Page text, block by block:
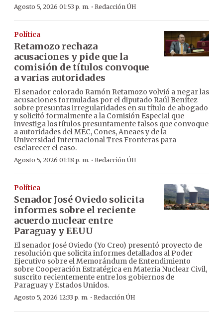
Agosto 5, 2026 01:53 p. m. · Redacción ÚH
Política
Retamozo rechaza
acusaciones y pide que la
comisión de títulos convoque
a varias autoridades
El senador colorado Ramón Retamozo volvió a negar las
acusaciones formuladas por el diputado Raúl Benítez
sobre presuntas irregularidades en su título de abogado
y solicitó formalmente a la Comisión Especial que
investiga los títulos presuntamente falsos que convoque
a autoridades del MEC, Cones, Aneaes y de la
Universidad Internacional Tres Fronteras para
esclarecer el caso.
Agosto 5, 2026 01:18 p. m. · Redacción ÚH
Política
Senador José Oviedo solicita
informes sobre el reciente
acuerdo nuclear entre
Paraguay y EEUU
El senador José Oviedo (Yo Creo) presentó proyecto de
resolución que solicita informes detallados al Poder
Ejecutivo sobre el Memorándum de Entendimiento
sobre Cooperación Estratégica en Materia Nuclear Civil,
suscrito recientemente entre los gobiernos de
Paraguay y Estados Unidos.
Agosto 5, 2026 12:33 p. m. · Redacción ÚH